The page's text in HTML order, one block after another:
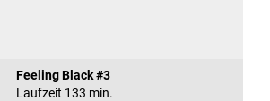
Feeling Black #3
Laufzeit 133 min.